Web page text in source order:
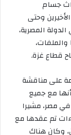
جسام
وحتى
المصرية،
قطاع غزة.
على مناقشة
مع جميع
في مصر، مشيرا
تم عقدها مع
وكان هناك